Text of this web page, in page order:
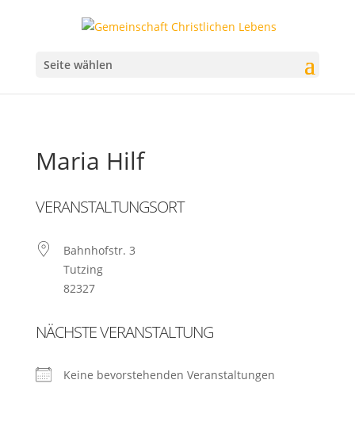
Seite wählen
Maria Hilf
VERANSTALTUNGSORT
Bahnhofstr. 3
Tutzing
82327
NÄCHSTE VERANSTALTUNG
Keine bevorstehenden Veranstaltungen